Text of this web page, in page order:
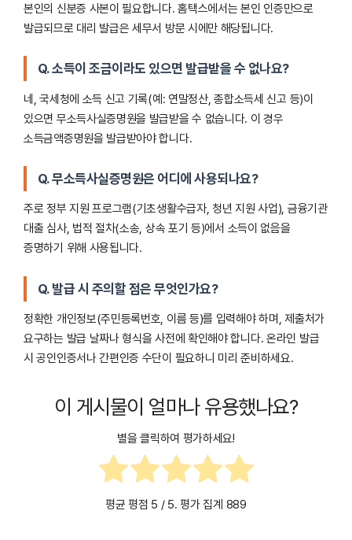
본인의 신분증 사본이 필요합니다. 홈택스에서는 본인 인증만으로
발급되므로 대리 발급은 세무서 방문 시에만 해당됩니다.
Q. 소득이 조금이라도 있으면 발급받을 수 없나요?
네, 국세청에 소득 신고 기록(예: 연말정산, 종합소득세 신고 등)이
있으면 무소득사실증명원을 발급받을 수 없습니다. 이 경우
소득금액증명원을 발급받아야 합니다.
Q. 무소득사실증명원은 어디에 사용되나요?
주로 정부 지원 프로그램(기초생활수급자, 청년 지원 사업), 금융기관
대출 심사, 법적 절차(소송, 상속 포기 등)에서 소득이 없음을
증명하기 위해 사용됩니다.
Q. 발급 시 주의할 점은 무엇인가요?
정확한 개인정보(주민등록번호, 이름 등)를 입력해야 하며, 제출처가
요구하는 발급 날짜나 형식을 사전에 확인해야 합니다. 온라인 발급
시 공인인증서나 간편인증 수단이 필요하니 미리 준비하세요.
이 게시물이 얼마나 유용했나요?
별을 클릭하여 평가하세요!
평균 평점 5 / 5. 평가 집계 889